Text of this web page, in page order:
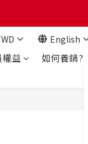
English
益 如何養鍋?